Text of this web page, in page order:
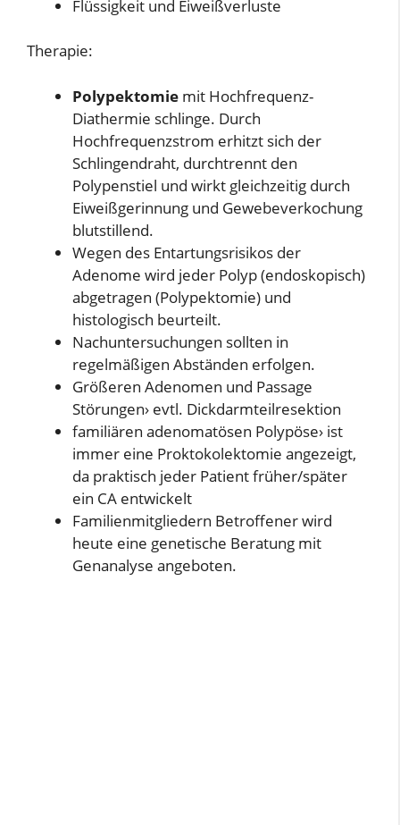
Flüssigkeit und Eiweißverluste
Therapie:
Polypektomie mit Hochfrequenz-
Diathermie schlinge. Durch
Hochfrequenzstrom erhitzt sich der
Schlingendraht, durchtrennt den
Polypenstiel und wirkt gleichzeitig durch
Eiweißgerinnung und Gewebeverkochung
blutstillend.
Wegen des Entartungsrisikos der
Adenome wird jeder Polyp (endoskopisch)
abgetragen (Polypektomie) und
histologisch beurteilt.
Nachuntersuchungen sollten in
regelmäßigen Abständen erfolgen.
Größeren Adenomen und Passage
Störungen› evtl. Dickdarmteilresektion
familiären adenomatösen Polypöse› ist
immer eine Proktokolektomie angezeigt,
da praktisch jeder Patient früher/später
ein CA entwickelt
Familienmitgliedern Betroffener wird
heute eine genetische Beratung mit
Genanalyse angeboten.